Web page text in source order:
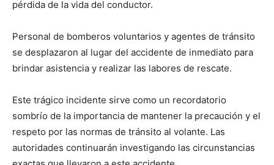
pérdida de la vida del conductor.
Personal de bomberos voluntarios y agentes de tránsito
se desplazaron al lugar del accidente de inmediato para
brindar asistencia y realizar las labores de rescate.
Este trágico incidente sirve como un recordatorio
sombrío de la importancia de mantener la precaución y el
respeto por las normas de tránsito al volante. Las
autoridades continuarán investigando las circunstancias